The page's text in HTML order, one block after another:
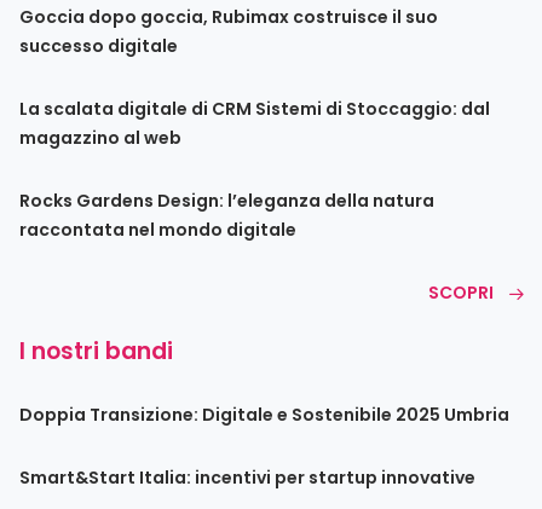
Goccia dopo goccia, Rubimax costruisce il suo
successo digitale
La scalata digitale di CRM Sistemi di Stoccaggio: dal
magazzino al web
Rocks Gardens Design: l’eleganza della natura
raccontata nel mondo digitale
SCOPRI
I nostri bandi
Doppia Transizione: Digitale e Sostenibile 2025 Umbria
Smart&Start Italia: incentivi per startup innovative